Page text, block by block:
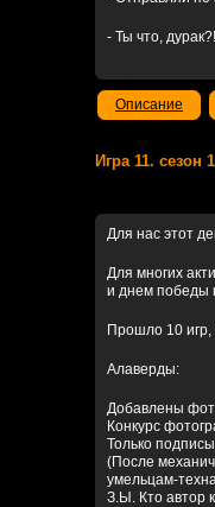
- Ты что,
Описание
Игра 11. сезон
Для нас этот
Для многих
и днем победы
Прошло 10 игр,
Алаверды:
Добавлены
Конкурс
Только
(После
умельцам-
З.Ы. Кто автор